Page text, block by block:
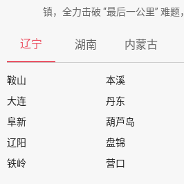
镇，全力击破 “最后一公里” 难题
辽宁 湖南 内蒙古
鞍山 本溪
大连
丹东
阜新
葫芦岛
辽阳
盘锦
铁岭
营口